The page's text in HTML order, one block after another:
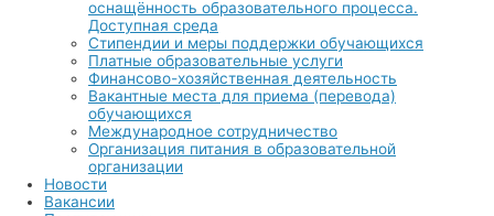
оснащённость образовательного процесса.
Доступная среда
Стипендии и меры поддержки обучающихся
Платные образовательные услуги
Финансово-хозяйственная деятельность
Вакантные места для приема (перевода)
обучающихся
Международное сотрудничество
Организация питания в образовательной
организации
Новости
Вакансии